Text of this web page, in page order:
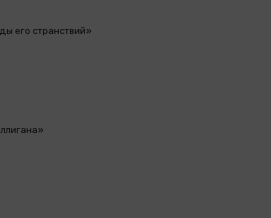
его странствий»